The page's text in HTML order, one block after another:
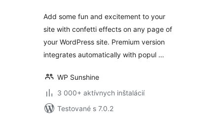
Add some fun and excitement to your
site with confetti effects on any page of
your WordPress site. Premium version
integrates automatically with popul …
WP Sunshine
3 000+ aktívnych inštalácií
Testované s 7.0.2